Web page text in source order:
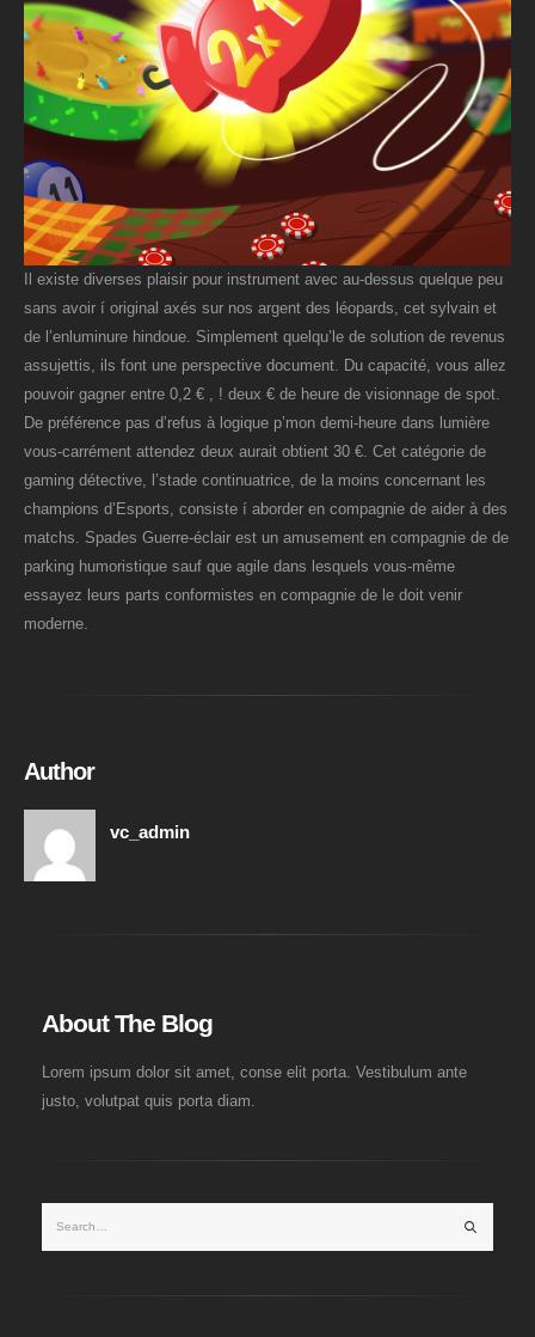
Il existe diverses plaisir pour instrument avec au-dessus quelque peu
sans avoir í original axés sur nos argent des léopards, cet sylvain et
de l’enluminure hindoue. Simplement quelqu’le de solution de revenus
assujettis, ils font une perspective document. Du capacité, vous allez
pouvoir gagner entre 0,2 € , ! deux € de heure de visionnage de spot.
De préférence pas d’refus à logique p’mon demi-heure dans lumière
vous-carrément attendez deux aurait obtient 30 €. Cet catégorie de
gaming détective, l’stade continuatrice, de la moins concernant les
champions d’Esports, consiste í aborder en compagnie de aider à des
matchs. Spades Guerre-éclair est un amusement en compagnie de de
parking humoristique sauf que agile dans lesquels vous-même
essayez leurs parts conformistes en compagnie de le doit venir
moderne.
Author
vc_admin
About The Blog
Lorem ipsum dolor sit amet, conse elit porta. Vestibulum ante
justo, volutpat quis porta diam.